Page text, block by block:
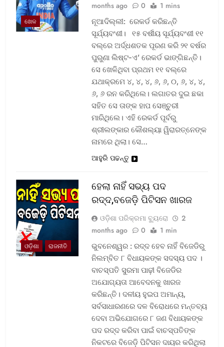
ଖେଳ
months ago
0 1 mins
ନୂଆଦିଲ୍ଲୀ: ରେକର୍ଡ କରିଛନ୍ତି
ସୂର୍ଯ୍ୟବଂଶୀ। ୧୫ ବର୍ଷୀୟ ସୂର୍ଯ୍ୟବଂଶୀ ୧୧
ବଲ୍‌ରେ ଅର୍ଦ୍ଧଶତକ ପୂରଣ କରି ୨୧ ବର୍ଷର
ପୁରୁଣା ଲିଷ୍ଟ-ଏ’ ରେକର୍ଡ ଭାଙ୍ଗିଛନ୍ତି।
ସେ ଖେଳିଥିବା ପ୍ରଥମ ୧୧ ବଲ୍‌ରେ
ଯଥାକ୍ରମେ ୪, ୪, ୪, ୬, ୬, ୦, ୬, ୪, ୪,
୬, ୬ ରନ କରିଥିଲେ। ଲଗାତର ଦୁଇ ଛକା
ସହିତ ସେ ତାଙ୍କ ହାପ ସେଞ୍ଚୁରୀ
ମାରିଥିଲେ। ଏହି ରେକର୍ଡ ପୂର୍ବରୁ
ଶ୍ରୀଲଙ୍କାର କୌଶଲ୍ୟା ୱିରାରତ୍ନେଙ୍କ
ନାମରେ ଥିଲା। ସେ…
ଆହୁରି ପଢନ୍ତୁ
ଓଡ଼ିଶା ରାଜନୀତି
ହେଲା ନାହିଁ ସଭ୍ୟ ପଦ
ରଦ୍ଦ,ବଜେଡ଼ି ପିଟିସନ ଖାରଜ
ଓଡ଼ିଶା ପରିକ୍ରମା ବ୍ୟୁରୋ
2
months ago
0 1 min
ଭୁବନେଶ୍ୱର : ରଦ୍ଦ ହେବ ନାହିଁ ବିଜେଡିରୁ
ନିଲମ୍ବିତ ୮ ବିଧାୟକଙ୍କ ସଦସ୍ୟ ପଦ ।
ବାଚସ୍ପତି ସୁରମା ପାଢ଼ୀ ବିଜେଡିର
ଅଯୋଗ୍ୟତା ଆବେଦନକୁ ଖାରଜ
କରିଛନ୍ତି। ଦଳୀୟ ହୁଇପ ଅମାନ୍ୟ,
ସର୍ବସାଧାରଣରେ ଦଳ ବିରୋଧରେ ମନ୍ତବ୍ୟ
ଦେବା ଅଭିଯୋଗରେ ୮ ଜଣ ବିଧାୟକଙ୍କ
ପଦ ରଦ୍ଦ କରିବା ପାଇଁ ବାଚସ୍ପତିଙ୍କ
ନିକଟରେ ବିଜେଡ଼ି ପିଟିସନ ଦାୟର କରିଥିଲା